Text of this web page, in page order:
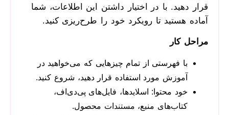
قرار دهید. با در اختیار داشتن این اطلاعات، شما
آماده هستید تا رویکرد خود را طرح‌ریزی کنید.
مراحل کار
با فهرستی از تمام چیزهایی که می‌خواهید در
آموزش مورد استفاده قرار دهید، شروع کنید.
خود محتوا: اسلایدها، فایل‌های پی‌دی‌اف،
کتاب‌های منبع، مستندات محصول.